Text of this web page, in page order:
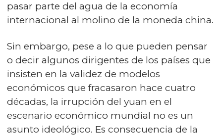
pasar parte del agua de la economía
internacional al molino de la moneda china.
Sin embargo, pese a lo que pueden pensar
o decir algunos dirigentes de los países que
insisten en la validez de modelos
económicos que fracasaron hace cuatro
décadas, la irrupción del yuan en el
escenario económico mundial no es un
asunto ideológico. Es consecuencia de la